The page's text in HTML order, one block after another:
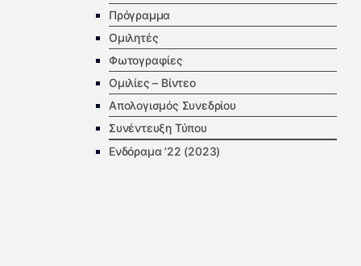
Πρόγραμμα
Ομιλητές
Φωτογραφίες
Ομιλίες – Βίντεο
Απολογισμός Συνεδρίου
Συνέντευξη Τύπου
Ενδόραμα ’22 (2023)